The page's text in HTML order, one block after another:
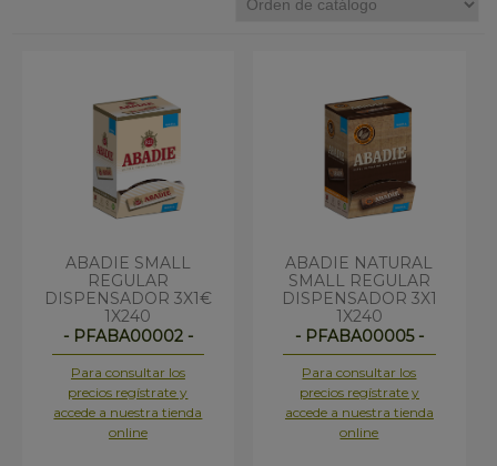
ABADIE SMALL
REGULAR
DISPENSADOR 3X1€
1X240
- PFABA00002 -
Para consultar los
precios regístrate y
accede a nuestra tienda
online
ABADIE NATURAL
SMALL REGULAR
DISPENSADOR 3X1
1X240
- PFABA00005 -
Para consultar los
precios regístrate y
accede a nuestra tienda
online